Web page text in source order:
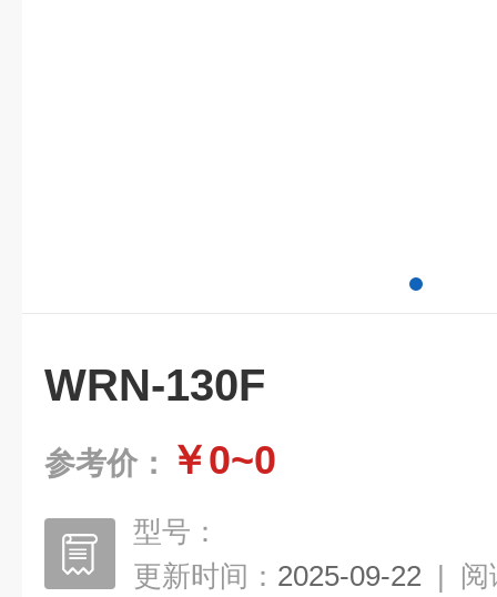
WRN-130F
参考价： ￥0~0
型号：
更新时间： 2025-09-22 | 阅